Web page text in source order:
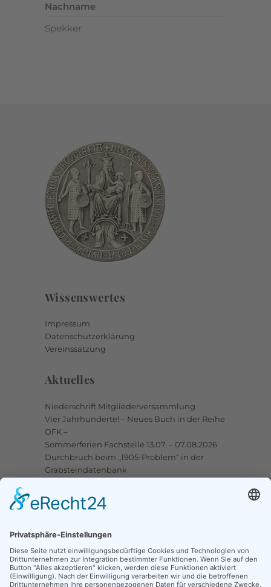
Nachname
Spekker
Wissenswertes
Impressum
Datenschutzerklärung
Vereinssatzung
Aktuelles
Niederschrift Mitgliederversammlung
Vier Jahrhunderte! – Neues Buch in der Reihe
OFK –
Sommerferien Fachstelle 13.07. – 07.08.2026
Durchbruch beim „1905-Problem“ in der
Grabsteindatenbank
Facebook
Ortssippenbücher-Online
Grabsteindatenbank
Tote Punkte